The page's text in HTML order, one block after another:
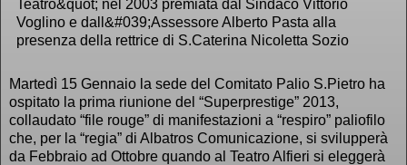
Martedì 15 Gennaio la sede del Comitato Palio S.Pietro ha
ospitato la prima riunione del “Superprestige” 2013,
collaudato “file rouge” di manifestazioni a “respiro” paliofilo
che, per la “regia” di Albatros Comunicazione, si svilupperà
da Febbraio ad Ottobre quando al Teatro Alfieri si eleggerà